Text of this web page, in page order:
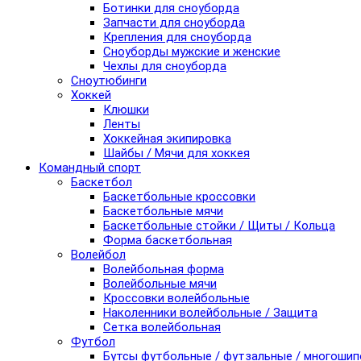
Ботинки для сноуборда
Запчасти для сноуборда
Крепления для сноуборда
Сноуборды мужские и женские
Чехлы для сноуборда
Сноутюбинги
Хоккей
Клюшки
Ленты
Хоккейная экипировка
Шайбы / Мячи для хоккея
Командный спорт
Баскетбол
Баскетбольные кроссовки
Баскетбольные мячи
Баскетбольные стойки / Щиты / Кольца
Форма баскетбольная
Волейбол
Волейбольная форма
Волейбольные мячи
Кроссовки волейбольные
Наколенники волейбольные / Защита
Сетка волейбольная
Футбол
Бутсы футбольные / футзальные /